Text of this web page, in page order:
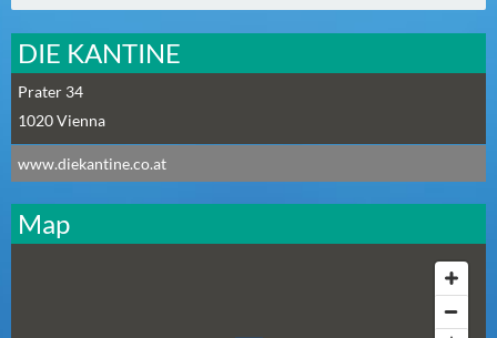
E
R
S
A
M
S
T
A
G
DIE KANTINE
Prater 34
1020Vienna
www.diekantine.co.at
Map